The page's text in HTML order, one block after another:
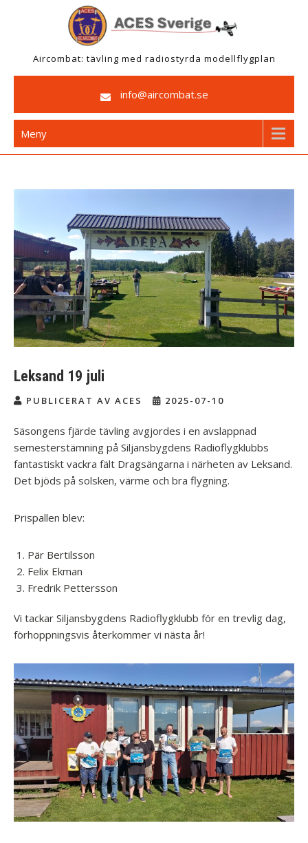
Aircombat: tävling med radiostyrda modellflygplan
info@aircombat.se
Meny
Leksand 19 juli
PUBLICERAT AV ACES 2025-07-10
Säsongens fjärde tävling avgjordes i en avslappnad
semesterstämning på Siljansbygdens Radioflygklubbs
fantastiskt vackra fält Dragsängarna i närheten av Leksand.
Det bjöds på solsken, värme och bra flygning.
Prispallen blev:
Pär Bertilsson
Felix Ekman
Fredrik Pettersson
Vi tackar Siljansbygdens Radioflygklubb för en trevlig dag,
förhoppningsvis återkommer vi nästa år!